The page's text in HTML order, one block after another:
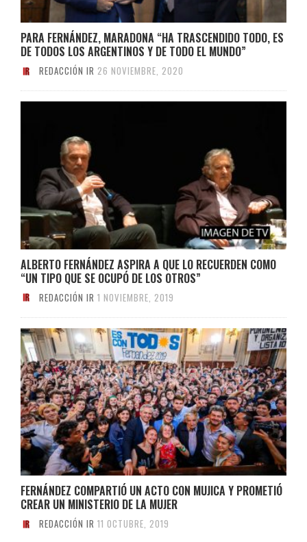
PARA FERNÁNDEZ, MARADONA “HA TRASCENDIDO TODO, ES
DE TODOS LOS ARGENTINOS Y DE TODO EL MUNDO”
REDACCIÓN IR 26 NOVIEMBRE, 2020
ALBERTO FERNÁNDEZ ASPIRA A QUE LO RECUERDEN COMO
“UN TIPO QUE SE OCUPÓ DE LOS OTROS”
REDACCIÓN IR 1 NOVIEMBRE, 2019
FERNÁNDEZ COMPARTIÓ UN ACTO CON MUJICA Y PROMETIÓ
CREAR UN MINISTERIO DE LA MUJER
REDACCIÓN IR 11 OCTUBRE, 2019